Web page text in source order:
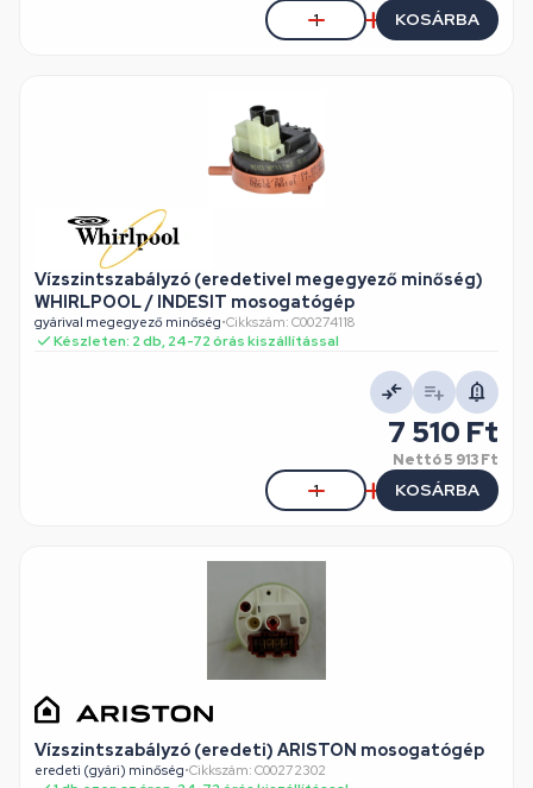
KOSÁRBA
Vízszintszabályzó (eredetivel megegyező minőség)
WHIRLPOOL / INDESIT mosogatógép
gyárival megegyező minőség•Cikkszám: C00274118
Készleten: 2 db, 24-72 órás kiszállítással
7 510 Ft
Nettó5 913 Ft
KOSÁRBA
Vízszintszabályzó (eredeti) ARISTON mosogatógép
eredeti (gyári) minőség•Cikkszám: C00272302